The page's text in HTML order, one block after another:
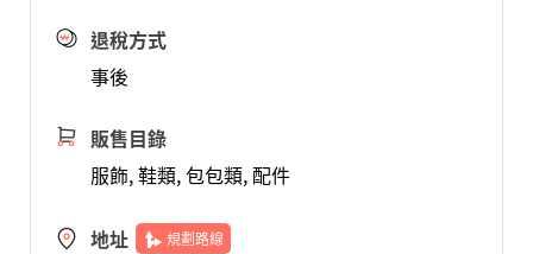
退稅方式
事後
販售目錄
服飾, 鞋類, 包包類, 配件
地址 規劃路線